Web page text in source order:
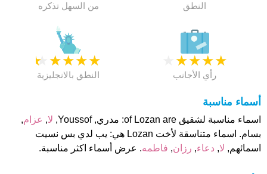
من السهل تذكره النطق
★
★
★
★
★
النطق بالانجليزية
★
★
★
★
رأي الأجانب
أسماء مناسبة
اسماء مناسبة لشقيق of Lozan are: مدري, Youssof, لا, عزام,
بسام. اسماء متناسقة لأخت Lozan هي: يب لدي بس نسيت
اسمائهم, لا, دعاء, رزان, فاطمه. عرض أسماء اكثر مناسبة.